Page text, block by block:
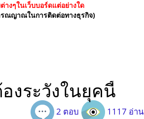
งๆในเว็บบอร์ดแต่อย่างใด
รณญาณในการติดต่อทางธุรกิจ)
งระวังในยุคนี้
2 ตอบ 1117 อ่าน